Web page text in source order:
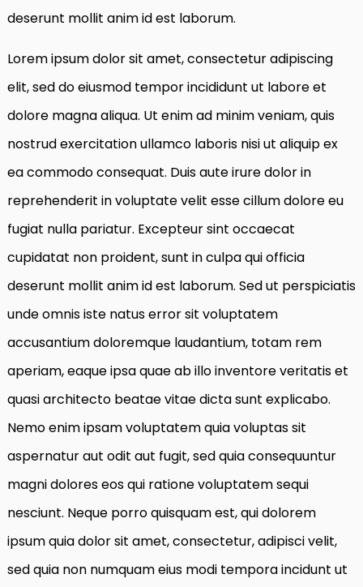
deserunt mollit anim id est laborum.
Lorem ipsum dolor sit amet, consectetur adipiscing
elit, sed do eiusmod tempor incididunt ut labore et
dolore magna aliqua. Ut enim ad minim veniam, quis
nostrud exercitation ullamco laboris nisi ut aliquip ex
ea commodo consequat. Duis aute irure dolor in
reprehenderit in voluptate velit esse cillum dolore eu
fugiat nulla pariatur. Excepteur sint occaecat
cupidatat non proident, sunt in culpa qui officia
deserunt mollit anim id est laborum. Sed ut perspiciatis
unde omnis iste natus error sit voluptatem
accusantium doloremque laudantium, totam rem
aperiam, eaque ipsa quae ab illo inventore veritatis et
quasi architecto beatae vitae dicta sunt explicabo.
Nemo enim ipsam voluptatem quia voluptas sit
aspernatur aut odit aut fugit, sed quia consequuntur
magni dolores eos qui ratione voluptatem sequi
nesciunt. Neque porro quisquam est, qui dolorem
ipsum quia dolor sit amet, consectetur, adipisci velit,
sed quia non numquam eius modi tempora incidunt ut